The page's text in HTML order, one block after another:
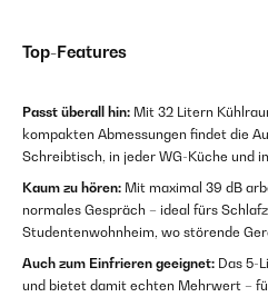
Top-Features
Passt überall hin: Mit 32 Litern
kompakten Abmessungen findet die
Schreibtisch, in jeder WG-Küche und
Kaum zu hören: Mit maximal 39 dB
normales Gespräch – ideal fürs
Studentenwohnheim, wo störende
Auch zum Einfrieren geeignet: Das 5-
und bietet damit echten Mehrwert –